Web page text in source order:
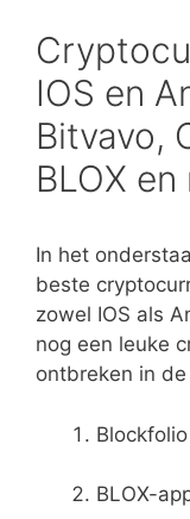
IOS en
Bitvavo,
BLOX en
In het
beste
zowel IOS als
nog een leuke
ontbreken in
BLOX-